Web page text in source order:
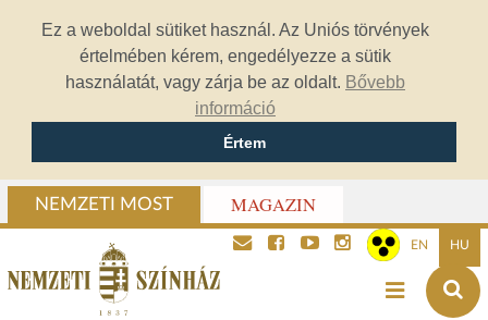
Ez a weboldal sütiket használ. Az Uniós törvények
értelmében kérem, engedélyezze a sütik
használatát, vagy zárja be az oldalt. Bővebb
információ
Értem
NEMZETI MOST MAGAZIN
EN HU